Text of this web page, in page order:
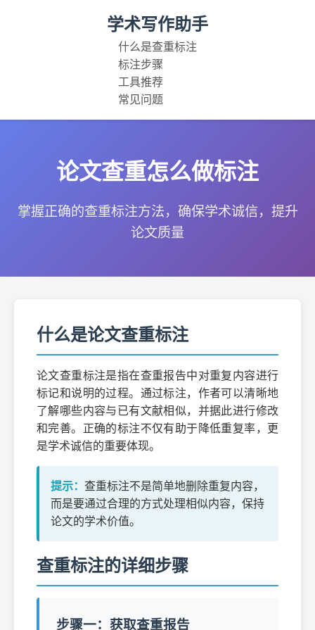
学术写作助手
什么是查重标注
标注步骤
工具推荐
常见问题
论文查重怎么做标注
掌握正确的查重标注方法，确保学术诚信，提升
论文质量
什么是论文查重标注
论文查重标注是指在查重报告中对重复内容进行
标记和说明的过程。通过标注，作者可以清晰地
了解哪些内容与已有文献相似，并据此进行修改
和完善。正确的标注不仅有助于降低重复率，更
是学术诚信的重要体现。
提示： 查重标注不是简单地删除重复内容，
而是要通过合理的方式处理相似内容，保持
论文的学术价值。
查重标注的详细步骤
步骤一：获取查重报告